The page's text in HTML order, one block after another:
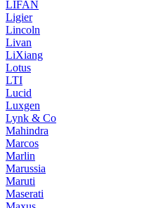
LIFAN
Ligier
Lincoln
Livan
LiXiang
Lotus
LTI
Lucid
Luxgen
Lynk & Co
Mahindra
Marcos
Marlin
Marussia
Maruti
Maserati